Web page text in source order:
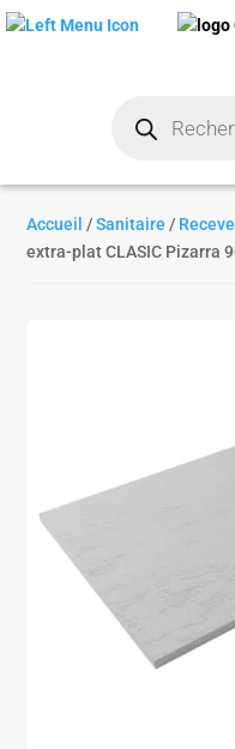
produits
Accueil /Sanitaire /
extra-plat CLASIC Pizarra